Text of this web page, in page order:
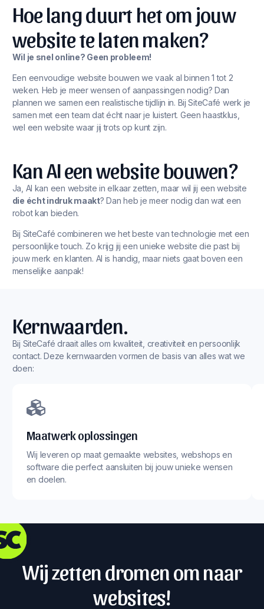
Hoe lang duurt het om jouw
website te laten maken?
Wil je snel online? Geen probleem!
Een eenvoudige website bouwen we vaak al binnen 1 tot 2
weken. Heb je meer wensen of aanpassingen nodig? Dan
plannen we samen een realistische tijdlijn in. Bij SiteCafé werk je
samen met een team dat écht naar je luistert. Geen haastklus,
wel een website waar jij trots op kunt zijn.
Kan AI een website bouwen?
Ja, AI kan een website in elkaar zetten, maar wil jij een website
die écht indruk maakt? Dan heb je meer nodig dan wat een
robot kan bieden.
Bij SiteCafé combineren we het beste van technologie met een
persoonlijke touch. Zo krijg jij een unieke website die past bij
jouw merk en klanten. AI is handig, maar niets gaat boven een
menselijke aanpak!
Kernwaarden.
Bij SiteCafé draait alles om kwaliteit, creativiteit en persoonlijk
contact. Deze kernwaarden vormen de basis van alles wat we
doen:
Maatwerk oplossingen
Wij leveren op maat gemaakte websites, webshops en
software die perfect aansluiten bij jouw unieke wensen
en doelen.
Wij zetten dromen om naar
websites!